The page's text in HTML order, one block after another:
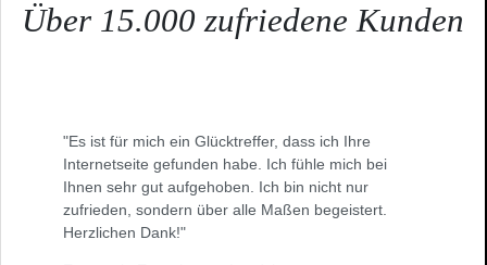
Über 15.000 zufriedene Kunden
"Es ist für mich ein Glücktreffer, dass ich Ihre
Internetseite gefunden habe. Ich fühle mich bei
Ihnen sehr gut aufgehoben. Ich bin nicht nur
zufrieden, sondern über alle Maßen begeistert.
Herzlichen Dank!"